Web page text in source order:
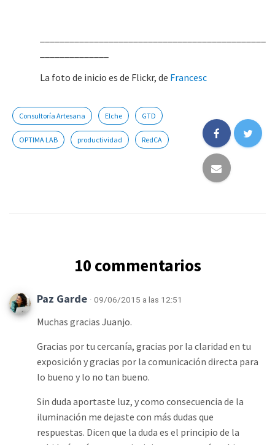
La foto de inicio es de Flickr, de Francesc
Consultoría Artesana Elche GTD
OPTIMA LAB productividad RedCA
10 commentarios
Paz Garde · 09/06/2015 a las 12:51
Muchas gracias Juanjo.
Gracias por tu cercanía, gracias por la claridad en tu
exposición y gracias por la comunicación directa para
lo bueno y lo no tan bueno.
Sin duda aportaste luz, y como consecuencia de la
iluminación me dejaste con más dudas que
respuestas. Dicen que la duda es el principio de la